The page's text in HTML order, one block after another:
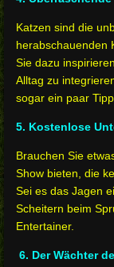
Katzen sind die
herabschauenden
Sie dazu
Alltag zu
sogar ein paar
5. Kostenlose
Brauchen Sie
Show bieten, die
Sei es das Jagen
Scheitern beim
Entertainer.
6. Der Wächter